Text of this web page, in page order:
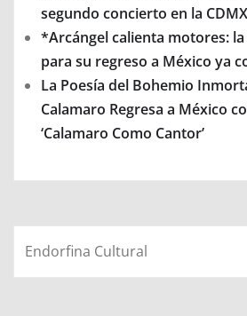
segundo concierto en la CDMX
*Arcángel calienta motores:
para su regreso a México ya
La Poesía del Bohemio
Calamaro Regresa a México
‘Calamaro Como Cantor’
Endorfina Cultural